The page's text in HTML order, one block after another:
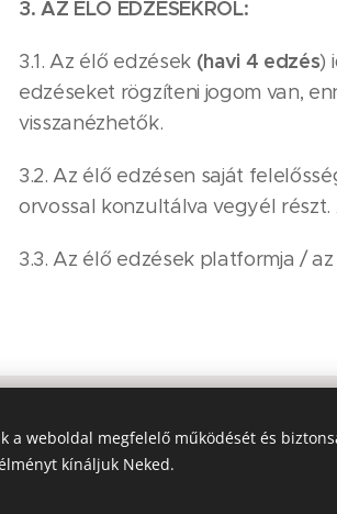
3. AZ ÉLŐ EDZÉSEKRŐL:
3.1. Az élő edzések (havi 4 edzés)
edzéseket rögzíteni jogom van,
visszanézhetők.
3.2. Az élő edzésen saját
orvossal konzultálva vegyél
3.3. Az élő edzések platformja /
a weboldal megfelelő működését és
kínáljuk Neked.